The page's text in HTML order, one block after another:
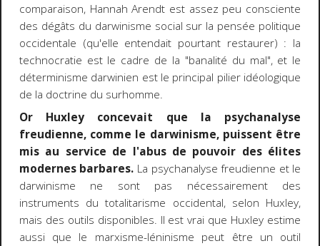
comparaison, Hannah Arendt est assez peu consciente
des dégâts du darwinisme social sur la pensée politique
occidentale (qu'elle entendait pourtant restaurer) : la
technocratie est le cadre de la "banalité du mal", et le
déterminisme darwinien est le principal pilier idéologique
de la doctrine du surhomme.
Or Huxley concevait que la psychanalyse
freudienne, comme le darwinisme, puissent être
mis au service de l'abus de pouvoir des élites
modernes barbares. La psychanalyse freudienne et le
darwinisme ne sont pas nécessairement des
instruments du totalitarisme occidental, selon Huxley,
mais des outils disponibles. Il est vrai que Huxley estime
aussi que le marxisme-léninisme peut être un outil